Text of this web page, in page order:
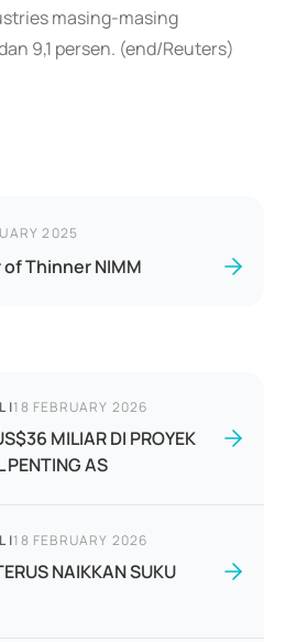
masing-masing
9,1 persen. (end/Reuters)
2025
Thinner NIMM
|18 FEBRUARY 2026
MILIAR DI PROYEK
PENTING AS
|18 FEBRUARY 2026
NAIKKAN SUKU